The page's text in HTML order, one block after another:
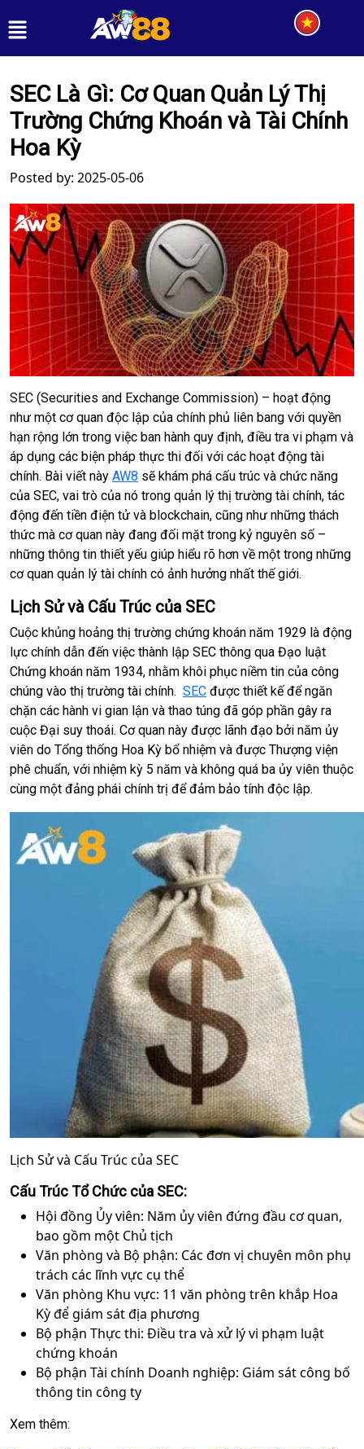
SEC Là Gì: Cơ Quan Quản Lý Thị
Trường Chứng Khoán và Tài Chính
Hoa Kỳ
Posted by: 2025-05-06
SEC (Securities and Exchange Commission) – hoạt động
như một cơ quan độc lập của chính phủ liên bang với quyền
hạn rộng lớn trong việc ban hành quy định, điều tra vi phạm và
áp dụng các biện pháp thực thi đối với các hoạt động tài
chính. Bài viết này AW8 sẽ khám phá cấu trúc và chức năng
của SEC, vai trò của nó trong quản lý thị trường tài chính, tác
động đến tiền điện tử và blockchain, cũng như những thách
thức mà cơ quan này đang đối mặt trong kỷ nguyên số –
những thông tin thiết yếu giúp hiểu rõ hơn về một trong những
cơ quan quản lý tài chính có ảnh hưởng nhất thế giới.
Lịch Sử và Cấu Trúc của SEC
Cuộc khủng hoảng thị trường chứng khoán năm 1929 là động
lực chính dẫn đến việc thành lập SEC thông qua Đạo luật
Chứng khoán năm 1934, nhằm khôi phục niềm tin của công
chúng vào thị trường tài chính. SEC được thiết kế để ngăn
chặn các hành vi gian lận và thao túng đã góp phần gây ra
cuộc Đại suy thoái. Cơ quan này được lãnh đạo bởi năm ủy
viên do Tổng thống Hoa Kỳ bổ nhiệm và được Thượng viện
phê chuẩn, với nhiệm kỳ 5 năm và không quá ba ủy viên thuộc
cùng một đảng phái chính trị để đảm bảo tính độc lập.
Lịch Sử và Cấu Trúc của SEC
Cấu Trúc Tổ Chức của SEC:
Hội đồng Ủy viên: Năm ủy viên đứng đầu cơ quan,
bao gồm một Chủ tịch
Văn phòng và Bộ phận: Các đơn vị chuyên môn phụ
trách các lĩnh vực cụ thể
Văn phòng Khu vực: 11 văn phòng trên khắp Hoa
Kỳ để giám sát địa phương
Bộ phận Thực thi: Điều tra và xử lý vi phạm luật
chứng khoán
Bộ phận Tài chính Doanh nghiệp: Giám sát công bố
thông tin công ty
Xem thêm: